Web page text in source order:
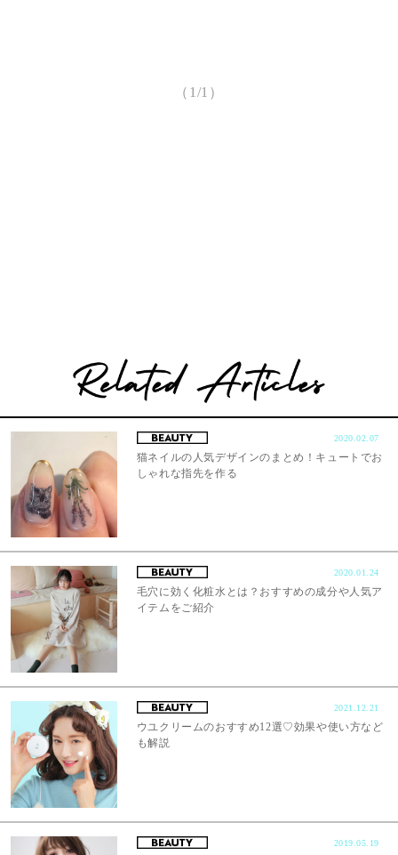
（1/1）
2020.02.07
猫ネイルの人気デザインのまとめ！キュートでお
しゃれな指先を作る
2020.01.24
毛穴に効く化粧水とは？おすすめの成分や人気ア
イテムをご紹介
2021.12.21
ウユクリームのおすすめ12選♡効果や使い方など
も解説
2019.05.19